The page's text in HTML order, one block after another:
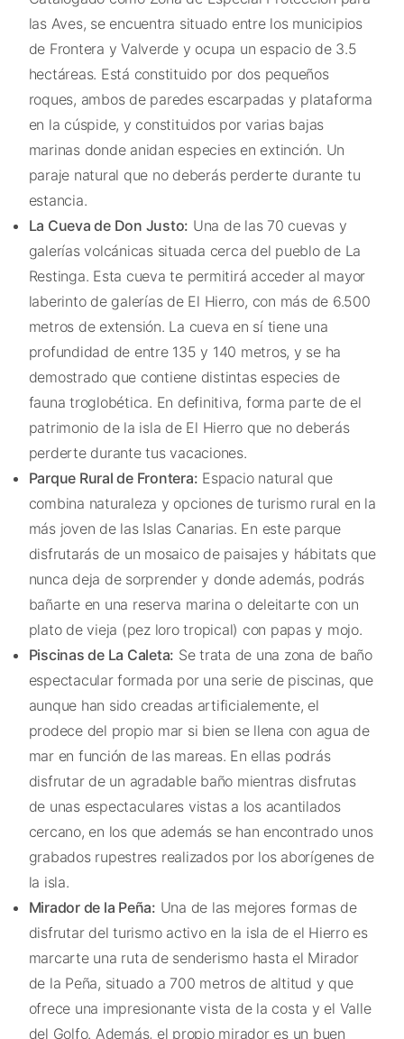
las Aves, se encuentra situado entre los municipios
de Frontera y Valverde y ocupa un espacio de 3.5
hectáreas. Está constituido por dos pequeños
roques, ambos de paredes escarpadas y plataforma
en la cúspide, y constituidos por varias bajas
marinas donde anidan especies en extinción. Un
paraje natural que no deberás perderte durante tu
estancia.
La Cueva de Don Justo: Una de las 70 cuevas y
galerías volcánicas situada cerca del pueblo de La
Restinga. Esta cueva te permitirá acceder al mayor
laberinto de galerías de El Hierro, con más de 6.500
metros de extensión. La cueva en sí tiene una
profundidad de entre 135 y 140 metros, y se ha
demostrado que contiene distintas especies de
fauna troglobética. En definitiva, forma parte de el
patrimonio de la isla de El Hierro que no deberás
perderte durante tus vacaciones.
Parque Rural de Frontera: Espacio natural que
combina naturaleza y opciones de turismo rural en la
más joven de las Islas Canarias. En este parque
disfrutarás de un mosaico de paisajes y hábitats que
nunca deja de sorprender y donde además, podrás
bañarte en una reserva marina o deleitarte con un
plato de vieja (pez loro tropical) con papas y mojo.
Piscinas de La Caleta: Se trata de una zona de baño
espectacular formada por una serie de piscinas, que
aunque han sido creadas artificialemente, el
prodece del propio mar si bien se llena con agua de
mar en función de las mareas. En ellas podrás
disfrutar de un agradable baño mientras disfrutas
de unas espectaculares vistas a los acantilados
cercano, en los que además se han encontrado unos
grabados rupestres realizados por los aborígenes de
la isla.
Mirador de la Peña: Una de las mejores formas de
disfrutar del turismo activo en la isla de el Hierro es
marcarte una ruta de senderismo hasta el Mirador
de la Peña, situado a 700 metros de altitud y que
ofrece una impresionante vista de la costa y el Valle
del Golfo. Además, el propio mirador es un buen